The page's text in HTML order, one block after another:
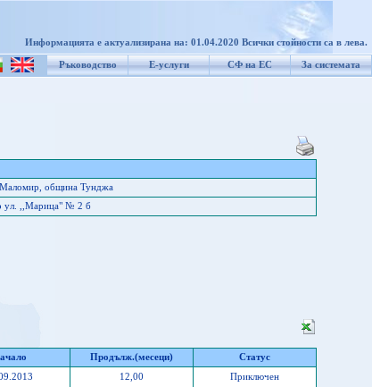
Информацията е актуализирана на: 01.04.2020 Всички стойности са в лева.
Ръководство Е-услуги СФ на ЕС За системата
Маломир, община Тунджа
ул. ,,Марица" № 2 б
Продълж.(месеци)
Статус
12,00 Приключен